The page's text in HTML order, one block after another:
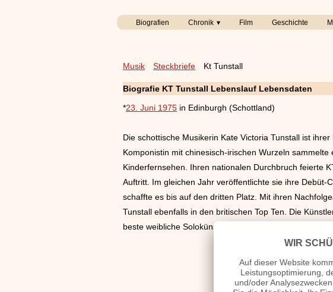
Biografien Chronik Film Geschichte
Musik Steckbriefe Kt Tunstall
Biografie KT Tunstall Lebenslauf Lebensdaten
*23. Juni 1975 in Edinburgh (Schottland)
Die schottische Musikerin Kate Victoria Tunstall ist
Komponistin mit chinesisch-irischen Wurzeln
Kinderfernsehen. Ihren nationalen Durchbruch feierte
Auftritt. Im gleichen Jahr veröffentlichte sie ihre Debüt-
schaffte es bis auf den dritten Platz. Mit ihren
Tunstall ebenfalls in den britischen Top Ten. Die
beste weibliche Solokünstlerin Großbritanniens geehrt.